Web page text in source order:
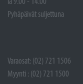
Pyhäpäivät suljettuna
Varaosat: (02) 721 1506
Myynti : (02) 721 1500